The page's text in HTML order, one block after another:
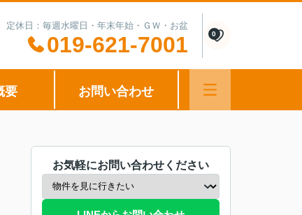
休日：毎週水曜日・年末年始・ＧＷ・お盆
019-621-7001 0
要 お問い合わせ
お気軽にお問い合わせください